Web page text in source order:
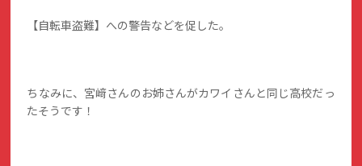
【自転車盗難】への警告などを促した。
ちなみに、宮﨑さんのお姉さんがカワイさんと同じ高校だっ
たそうです！